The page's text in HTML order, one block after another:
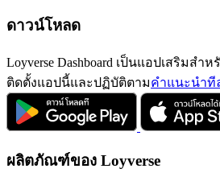
ดาวน์โหลด
Loyverse Dashboard เป็นแอปเสริมสำห
ติดตั้งแอปนี้และปฏิบัติตามคำแนะนำ
ผลิตภัณฑ์ของ Loyverse